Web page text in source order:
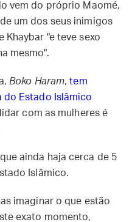
vem do próprio Maomé,
um dos seus inimigos
"e teve sexo
mesmo".
Boko Haram,tem
do Estado Islâmico
com as mulheres é
ainda haja cerca de 5
Islâmico.
imaginar o que estão
exato momento,